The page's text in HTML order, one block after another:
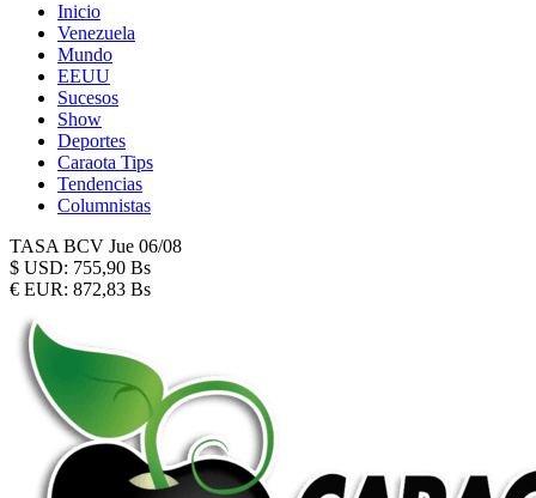
Inicio
Venezuela
Mundo
EEUU
Sucesos
Show
Deportes
Caraota Tips
Tendencias
Columnistas
TASA BCV Jue 06/08
$ USD: 755,90 Bs
€ EUR: 872,83 Bs